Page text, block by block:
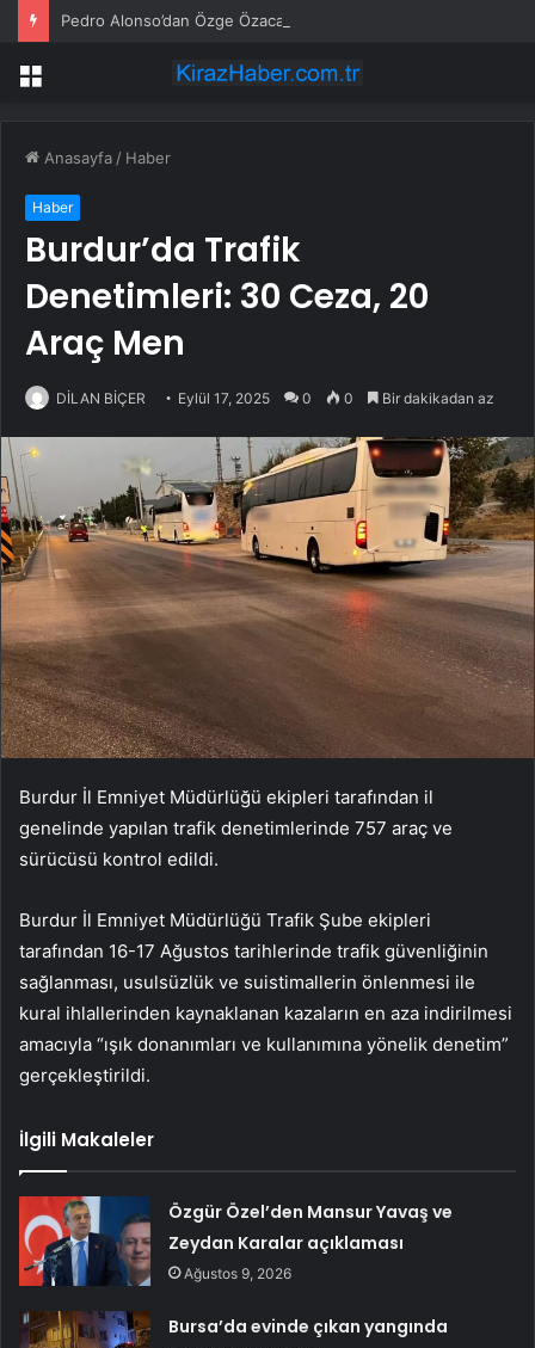
Pedro Alonso’dan Özge Özacar’a anlamlı hediye
Menü
Anasayfa / Haber
Haber
Burdur’da Trafik
Denetimleri: 30 Ceza, 20
Araç Men
DİLAN BİÇER Eylül 17, 2025 0 0 Bir dakikadan az
Burdur İl Emniyet Müdürlüğü ekipleri tarafından il
genelinde yapılan trafik denetimlerinde 757 araç ve
sürücüsü kontrol edildi.
Burdur İl Emniyet Müdürlüğü Trafik Şube ekipleri
tarafından 16-17 Ağustos tarihlerinde trafik güvenliğinin
sağlanması, usulsüzlük ve suistimallerin önlenmesi ile
kural ihlallerinden kaynaklanan kazaların en aza indirilmesi
amacıyla “ışık donanımları ve kullanımına yönelik denetim”
gerçekleştirildi.
İlgili Makaleler
Özgür Özel’den Mansur Yavaş ve
Zeydan Karalar açıklaması
Ağustos 9, 2026
Bursa’da evinde çıkan yangında